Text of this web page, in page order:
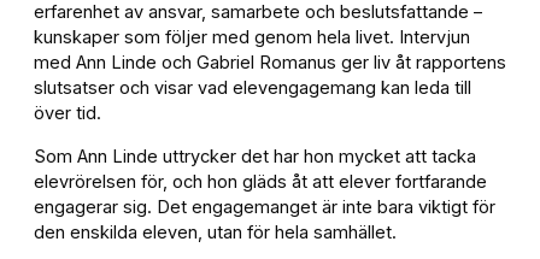
erfarenhet av ansvar, samarbete och beslutsfattande –
kunskaper som följer med genom hela livet. Intervjun
med Ann Linde och Gabriel Romanus ger liv åt rapportens
slutsatser och visar vad elevengagemang kan leda till
över tid.
Som Ann Linde uttrycker det har hon mycket att tacka
elevrörelsen för, och hon gläds åt att elever fortfarande
engagerar sig. Det engagemanget är inte bara viktigt för
den enskilda eleven, utan för hela samhället.